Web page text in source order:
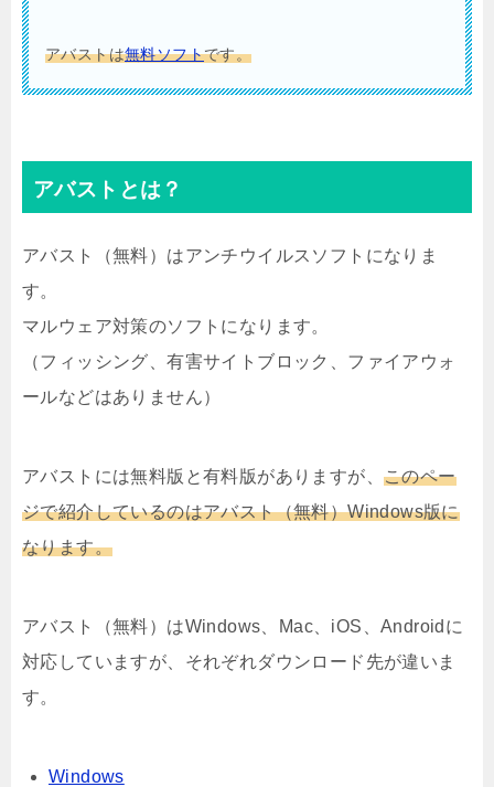
アバストは無料ソフトです。
アバストとは？
アバスト（無料）はアンチウイルスソフトになりま
す。
マルウェア対策のソフトになります。
（フィッシング、有害サイトブロック、ファイアウォ
ールなどはありません）
アバストには無料版と有料版がありますが、 このペー
ジで紹介しているのはアバスト（無料）Windows版に
なります。
アバスト（無料）はWindows、Mac、iOS、Androidに
対応していますが、それぞれダウンロード先が違いま
す。
Windows